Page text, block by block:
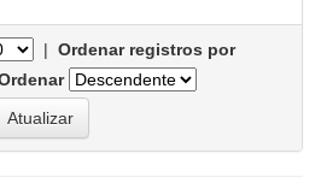
| Ordenar registros por